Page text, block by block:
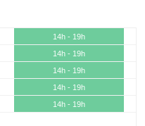
14h - 19h
14h - 19h
14h - 19h
14h - 19h
14h - 19h